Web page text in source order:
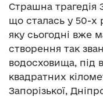
Страшна трагедія
що сталась у 50-х
яку сьогодні вже
створення так
водосховища, під
квадратних
Запорізької,